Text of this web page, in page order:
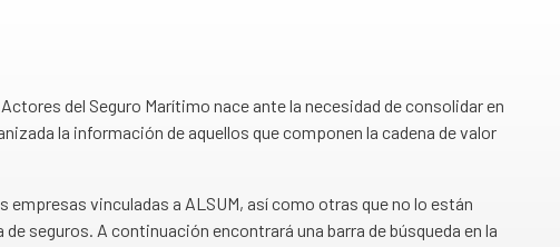
del Seguro Marítimo nace ante la necesidad de consolidar en
la información de aquellos que componen la cadena de valor
empresas vinculadas a ALSUM, así como otras que no lo están
seguros. A continuación encontrará una barra de búsqueda en la